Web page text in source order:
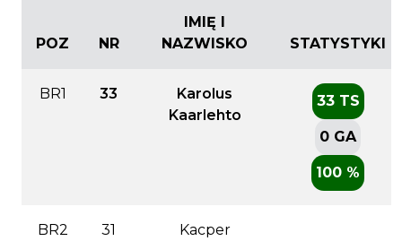
POZ NR
IMIĘ I
NAZWISKO
STATYSTYKI
BR1 33
Karolus
Kaarlehto
33 TS
0 GA
100 %
BR2 31
Kacper